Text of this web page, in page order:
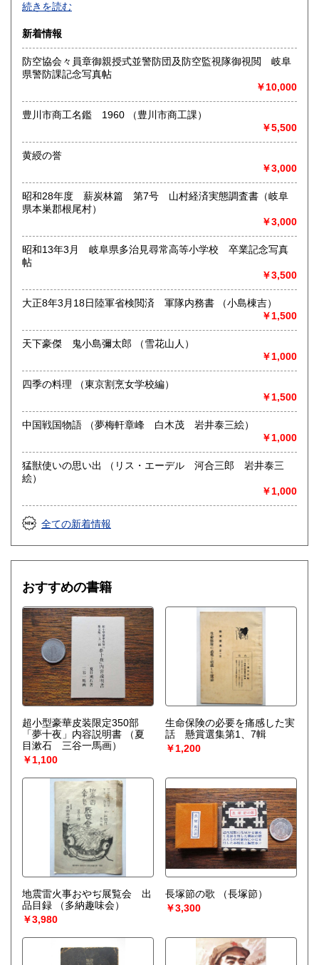
最寄駅：名古屋市営地下鉄鶴舞線
営業時間：12:00～18:00
定休日：火曜日定休(仕入れのため不定休となる場合がござい
ます)
書籍の買取について
また、江戸期からの古地図、刷り物など、視覚的に当時の様
子がわかる資料に力を入れております。
す。
どうぞお気軽にご相談ください。
取り扱い分野
歴史、社会科学、自然科学、美術工芸、国語国文、古典籍、
近代文献、趣味、サブカルチャー、古書一般（その他）
続きを読む
新着情報
防空協会々員章御親授式並警防団及防空監視隊御視閲 岐阜
県警防課記念写真帖
￥10,000
豊川市商工名鑑 1960 （豊川市商工課）
￥5,500
黄綬の誉
￥3,000
昭和28年度 薪炭林篇 第7号 山村経済実態調査書（岐阜
県本巣郡根尾村）
￥3,000
昭和13年3月 岐阜県多治見尋常高等小学校 卒業記念写真
帖
￥3,500
大正8年3月18日陸軍省検閲済 軍隊内務書 （小島棟吉）
￥1,500
天下豪傑 鬼小島彌太郎 （雪花山人）
￥1,000
四季の料理 （東京割烹女学校編）
￥1,500
中国戦国物語 （夢梅軒章峰 白木茂 岩井泰三絵）
￥1,000
猛獣使いの思い出 （リス・エーデル 河合三郎 岩井泰三
絵）
￥1,000
全ての新着情報
おすすめの書籍
超小型豪華皮装限定350部
「夢十夜」内容説明書
（夏
目漱石 三谷一馬画）
￥1,100
生命保険の必要を痛感した実
話 懸賞選集第1、7輯
￥1,200
地震雷火事おやぢ展覧会 出
品目録
（多納趣味会）
￥3,980
長塚節の歌
（長塚節）
￥3,300